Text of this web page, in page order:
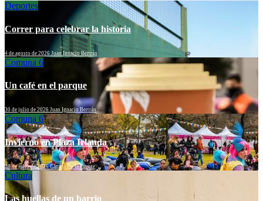
Deportes
Correr para celebrar la historia
4 de agosto de 2026 Juan Ignacio Bertrán
Comuna 6
Un café en el parque
30 de julio de 2026 Juan Ignacio Bertrán
Comuna 6
Invierno en Plaza Irlanda
28 de julio de 2026Camila De la Fuente
Cultura
Las huellas de un barrio